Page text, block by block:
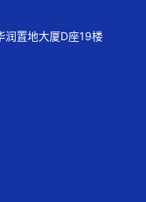
润置地大厦D座19楼